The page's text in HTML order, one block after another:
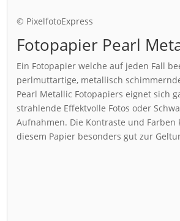
© PixelfotoExpress
Fotopapier Pearl
Ein Fotopapier welche auf jeden Fall
perlmuttartige, metallisch
Pearl Metallic Fotopapiers eignet sich
strahlende Effektvolle Fotos oder
Aufnahmen. Die Kontraste und Farben
diesem Papier besonders gut zur